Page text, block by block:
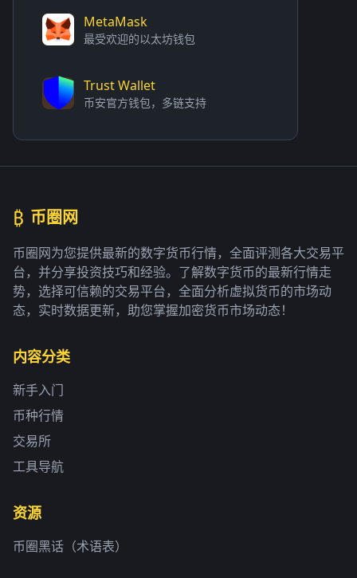
MetaMask
最受欢迎的以太坊钱包
Trust Wallet
币安官方钱包，多链支持
₿ 币圈网
币圈网为您提供最新的数字货币行情，全面评测各大交易平
台，并分享投资技巧和经验。了解数字货币的最新行情走
势，选择可信赖的交易平台，全面分析虚拟货币的市场动
态，实时数据更新，助您掌握加密货币市场动态！
内容分类
新手入门
币种行情
交易所
工具导航
资源
币圈黑话（术语表）